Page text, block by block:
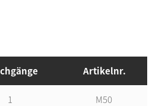
Artikelnr.
1 M50